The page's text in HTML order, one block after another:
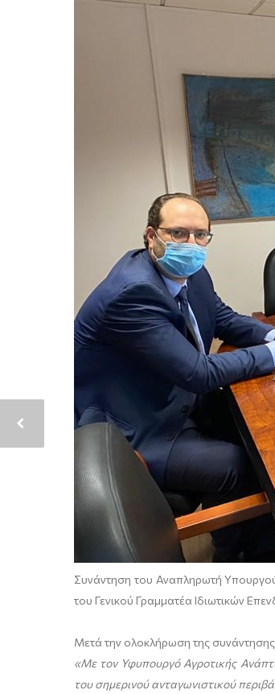
Συνάντηση του Αναπληρωτή
του Γενικού Γραμματέα Ιδιωτικών
Μετά την ολοκλήρωση της
«Με τον Υφυπουργό Αγροτικής
του σημερινού ανταγωνιστικού